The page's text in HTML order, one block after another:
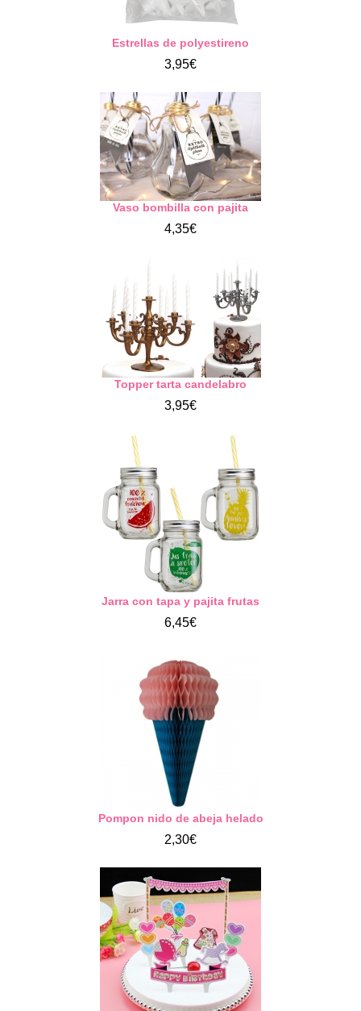
Estrellas de polyestireno
3,95€
Vaso bombilla con pajita
4,35€
Topper tarta candelabro
3,95€
Jarra con tapa y pajita frutas
6,45€
Pompon nido de abeja helado
2,30€